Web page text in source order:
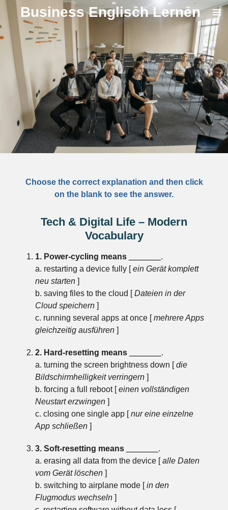
Zum
Hauptinhalt
springen
Business Englisch Lernen
Choose the correct explanation and then click
on the blank to see the answer.
Tech & Digital Life – Modern
Vocabulary
1. Power-cycling means
.
a. restarting a device fully [ein Gerät komplett
neu starten]
b. saving files to the cloud [Dateien in der
Cloud speichern]
c. running several apps at once [mehrere Apps
gleichzeitig ausführen]
2. Hard-resetting means
.
a. turning the screen brightness down [die
Bildschirmhelligkeit verringern]
b. forcing a full reboot [einen vollständigen
Neustart erzwingen]
c. closing one single app [nur eine einzelne
App schließen]
3. Soft-resetting means
.
a. erasing all data from the device [alle Daten
vom Gerät löschen]
b. switching to airplane mode [in den
Flugmodus wechseln]